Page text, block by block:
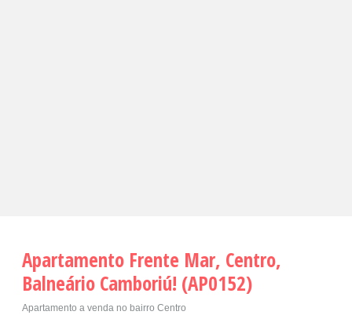
Apartamento Frente Mar, Centro,
Balneário Camboriú! (AP0152)
Apartamento a venda no bairro Centro